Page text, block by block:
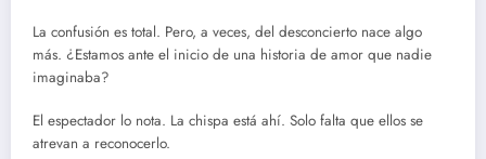
La confusión es total. Pero, a veces, del desconcierto nace algo
más. ¿Estamos ante el inicio de una historia de amor que nadie
imaginaba?
El espectador lo nota. La chispa está ahí. Solo falta que ellos se
atrevan a reconocerlo.